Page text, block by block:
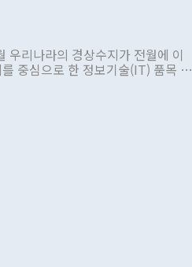
는 비판을 내놨다. 그동안 정 장
적은 여러 번 있지만 대통령과 유
을 표명한 것은 이례적이다. 정 장
야 한다는 목소리도 높아지고 있
간 선(先)비핵화만 되뇌는 것은
선을 다할 것"이라고 말했다. 하
리나라의 경상수지가 전월에 이
중심으로 한 정보기술(IT) 품목 수
어섰다. 상품수입은 644억8000만
는 282.7% 증가했다. IT 품목
▲석유제품(47.5%) ▲화공품